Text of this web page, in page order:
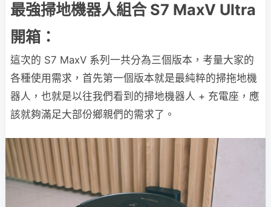
最強掃地機器人組合 S7 MaxV Ultra
開箱：
這次的 S7 MaxV 系列一共分為三個版本，考量大家的
各種使用需求，首先第一個版本就是最純粹的掃拖地機
器人，也就是以往我們看到的掃地機器人 + 充電座，應
該就夠滿足大部份鄉親們的需求了。